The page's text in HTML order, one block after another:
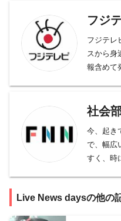
フジ
フジテレ
スから身
報含めて
社会
今、起き
で、幅広
すく、時
交通･国
Live News daysの他の